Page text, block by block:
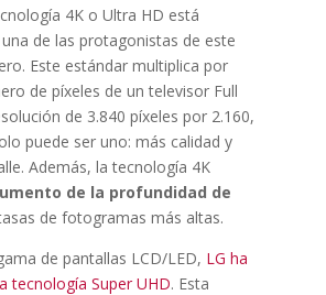
4K o Ultra HD está
de las protagonistas de este
Este estándar multiplica por
de píxeles de un televisor Full
de 3.840 píxeles por 2.160,
puede ser uno: más calidad y
Además, la tecnología 4K
de la profundidad de
de fotogramas más altas.
de pantallas LCD/LED, LG ha
tecnología Super UHD. Esta